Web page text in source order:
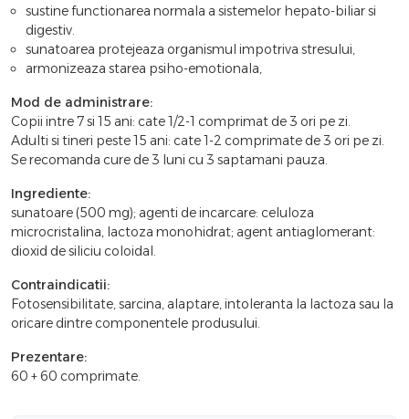
sustine functionarea normala a sistemelor hepato-biliar si
digestiv.
sunatoarea protejeaza organismul impotriva stresului,
armonizeaza starea psiho-emotionala,
Mod de administrare:
Copii intre 7 si 15 ani: cate 1/2-1 comprimat de 3 ori pe zi.
Adulti si tineri peste 15 ani: cate 1-2 comprimate de 3 ori pe zi.
Se recomanda cure de 3 luni cu 3 saptamani pauza.
Ingrediente:
sunatoare (500 mg); agenti de incarcare: celuloza
microcristalina, lactoza monohidrat; agent antiaglomerant:
dioxid de siliciu coloidal.
Contraindicatii:
Fotosensibilitate, sarcina, alaptare, intoleranta la lactoza sau la
oricare dintre componentele produsului.
Prezentare:
60 + 60 comprimate.